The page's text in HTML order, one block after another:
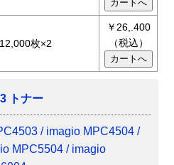
枚×2
￥26,.400
（税込）
トナー
/ imagio MPC4504 /
MPC5504 / imagio